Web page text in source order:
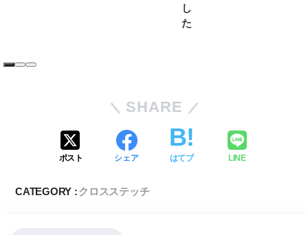
し
た
SHARE
ポスト シェア はてブ LINE
CATEGORY :クロスステッチ